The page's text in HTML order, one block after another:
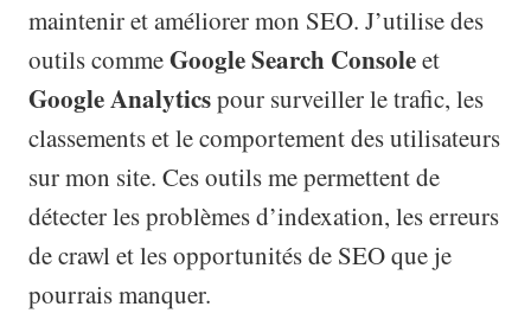
maintenir et améliorer mon SEO. J’utilise des
outils commeGoogle Search Consoleet
Google Analyticspour surveiller le trafic, les
classements et le comportement des utilisateurs
sur mon site. Ces outils me permettent de
détecter les problèmes d’indexation, les erreurs
de crawl et les opportunités de SEO que je
pourrais manquer.